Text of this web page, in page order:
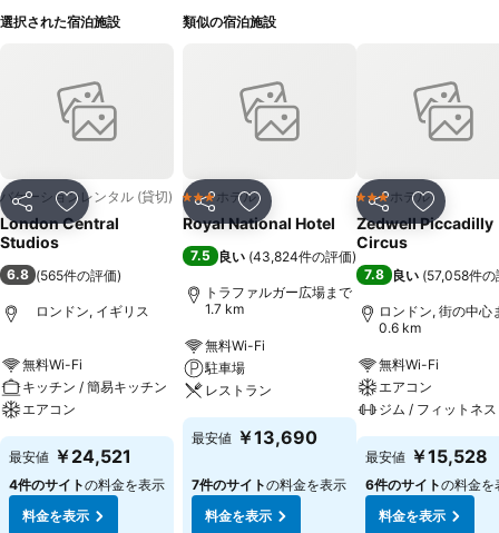
選択された宿泊施設
シェア お気に入りに追加
バケーションレンタル (貸切)
London Central
Studios
6.8 (565件の評価)
ロンドン, イギリス
無料Wi-Fi
キッチン / 簡易キッチン
エアコン
最安値 ￥24,521
4件のサイトの料金を表示
料金を表示
類似の宿泊施設
シェア お気に入りに追加
3 ホテルのランク
ホテル
Royal National Hotel
7.5 良い (43,824件の評価)
トラファルガー広場まで
1.7 km
無料Wi-Fi
駐車場
レストラン
最安値 ￥13,690
7件のサイトの料金を表示
料金を表示
シェア お気に入
3 ホテルのランク
ホテル
Zedwell Piccadilly
Circus
7.8 良い (57,058件の
ロンドン, 街の中心
0.6 km
無料Wi-Fi
エアコン
ジム / フィットネス
最安値 ￥15,528
6件のサイトの料金を
料金を表示